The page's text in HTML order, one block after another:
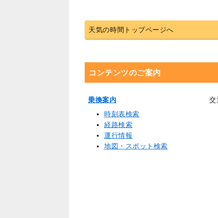
天気の時間トップページへ
コンテンツのご案内
乗換案内
時刻表検索
経路検索
運行情報
地図・スポット検索
交